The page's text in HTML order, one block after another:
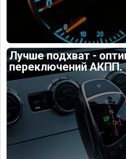
Лучше подхват -
переключений АКПП.